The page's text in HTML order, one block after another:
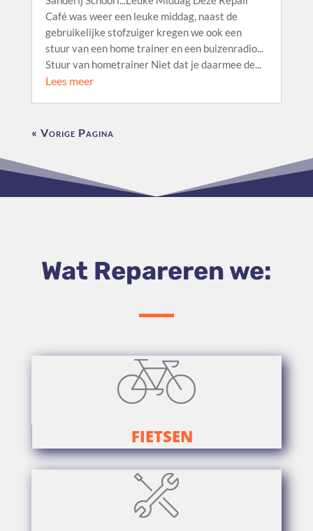
Café was weer een leuke middag, naast de
gebruikelijke stofzuiger kregen we ook een
stuur van een home trainer en een buizenradio...
Stuur van hometrainer Niet dat je daarmee de...
Lees meer
« Vorige Pagina
Wat Repareren we:
FIETSEN